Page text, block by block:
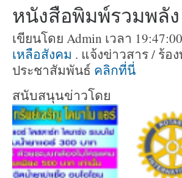
หนังสือพิมพ์รวมพลั
เขียนโดย Admin เวลา
เหลือสังคม . แจ้งข่าวสาร / ร้
ประชาสัมพันธ์ คลิกที่นี่
สนับสนุนข่าวโดย